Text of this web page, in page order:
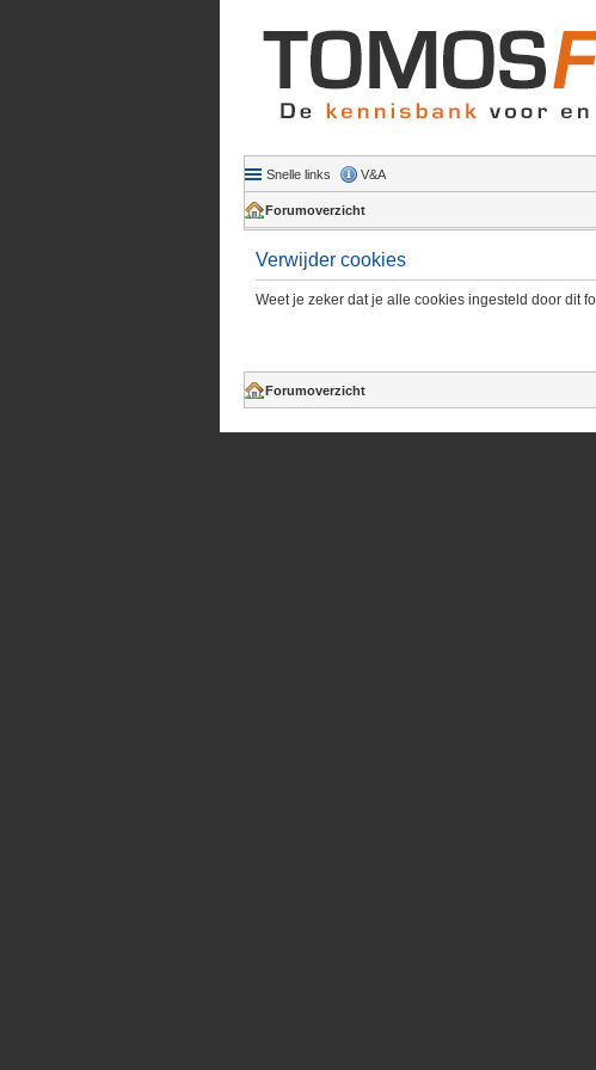
Snelle links V&A
Forumoverzicht
Verwijder cookies
Weet je zeker dat je alle cookies ingesteld door dit
Forumoverzicht